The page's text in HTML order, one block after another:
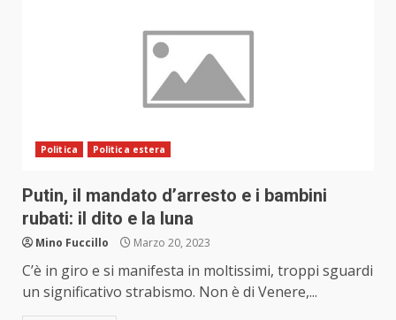
Politica Politica estera
Putin, il mandato d’arresto e i bambini
rubati: il dito e la luna
Mino Fuccillo Marzo 20, 2023
C’è in giro e si manifesta in moltissimi, troppi sguardi
un significativo strabismo. Non è di Venere,...